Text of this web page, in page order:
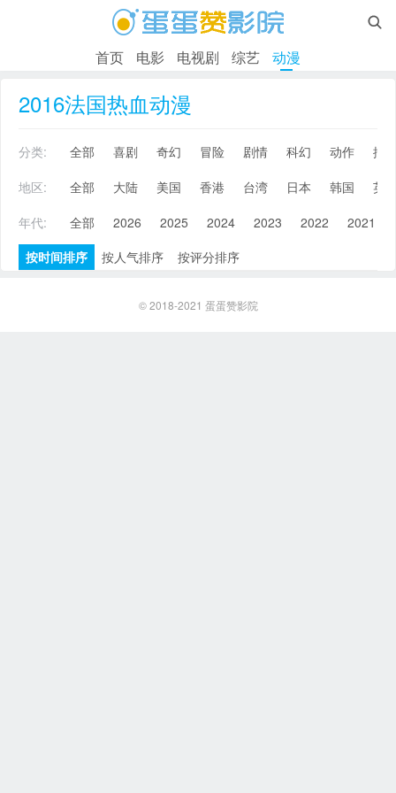

首页 电影 电视剧 综艺 动漫
2016法国热血动漫
分类: 全部 喜剧 奇幻 冒险 剧情 科幻 动作
搞
地区:
全部 大陆 美国 香港 台湾 日本 韩国
英
年代:
全部 2026 2025 2024 2023 2022 2021
按时间排序
按人气排序 按评分排序
© 2018-2021 蛋蛋赞影院